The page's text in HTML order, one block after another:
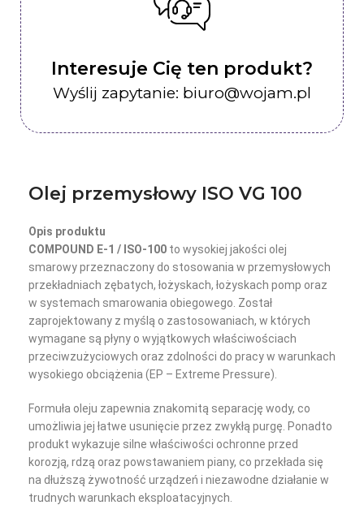
Interesuje Cię ten produkt?
Wyślij zapytanie: biuro@wojam.pl
Olej przemysłowy ISO VG 100
Opis produktu
COMPOUND E-1 / ISO-100 to wysokiej jakości olej
smarowy przeznaczony do stosowania w przemysłowych
przekładniach zębatych, łożyskach, łożyskach pomp oraz
w systemach smarowania obiegowego. Został
zaprojektowany z myślą o zastosowaniach, w których
wymagane są płyny o wyjątkowych właściwościach
przeciwzużyciowych oraz zdolności do pracy w warunkach
wysokiego obciążenia (EP – Extreme Pressure).
Formuła oleju zapewnia znakomitą separację wody, co
umożliwia jej łatwe usunięcie przez zwykłą purgę. Ponadto
produkt wykazuje silne właściwości ochronne przed
korozją, rdzą oraz powstawaniem piany, co przekłada się
na dłuższą żywotność urządzeń i niezawodne działanie w
trudnych warunkach eksploatacyjnych.